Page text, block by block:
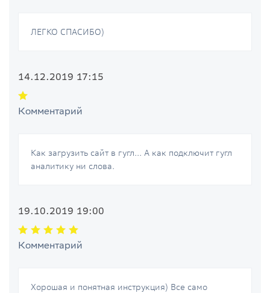
ЛЕГКО СПАСИБО)
14.12.2019 17:15
Комментарий
Как загрузить сайт в гугл... А как подключит гугл
аналитику ни слова.
19.10.2019 19:00
Комментарий
Хорошая и понятная инструкция) Все само